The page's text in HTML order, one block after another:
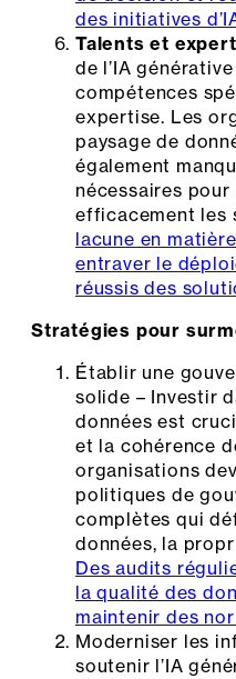
des initiatives
Talents et
de l’IA
compétences
expertise. Les
paysage de
également
nécessaires
efficacement les
lacune en
entraver le
réussis des
Stratégies pour
Établir une
solide – Investir
données est
et la cohérence
organisations
politiques de
complètes qui
données, la
Des audits
la qualité des
maintenir des
Moderniser les
soutenir l’IA